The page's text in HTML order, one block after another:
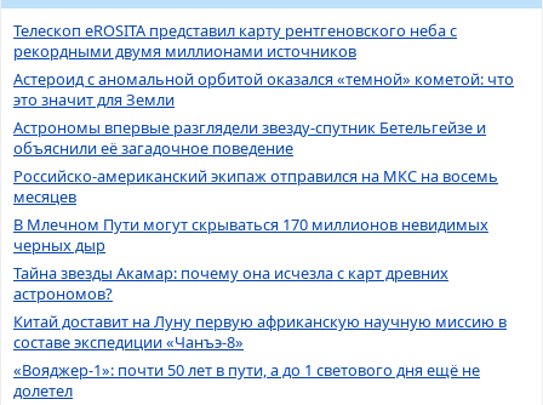
Телескоп eROSITA представил карту рентгеновского неба с
рекордными двумя миллионами источников
Астероид с аномальной орбитой оказался «темной» кометой: что
это значит для Земли
Астрономы впервые разглядели звезду-спутник Бетельгейзе и
объяснили её загадочное поведение
Российско-американский экипаж отправился на МКС на восемь
месяцев
В Млечном Пути могут скрываться 170 миллионов невидимых
черных дыр
Тайна звезды Акамар: почему она исчезла с карт древних
астрономов?
Китай доставит на Луну первую африканскую научную миссию в
составе экспедиции «Чанъэ-8»
«Вояджер-1»: почти 50 лет в пути, а до 1 светового дня ещё не
долетел